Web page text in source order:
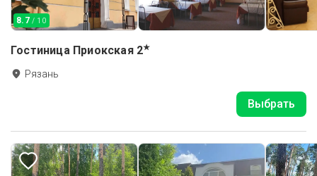
8.7 / 10
Гостиница Приокская 2★
Рязань
Выбрать